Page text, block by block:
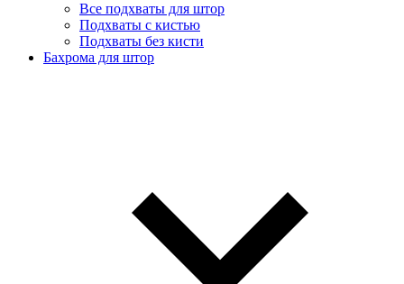
Все подхваты для штор
Подхваты с кистью
Подхваты без кисти
Бахрома для штор